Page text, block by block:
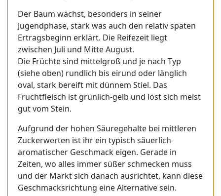
Der Baum wächst, besonders in seiner
Jugendphase, stark was auch den relativ späten
Ertragsbeginn erklärt. Die Reifezeit liegt
zwischen Juli und Mitte August.
Die Früchte sind mittelgroß und je nach Typ
(siehe oben) rundlich bis eirund oder länglich
oval, stark bereift mit dünnem Stiel. Das
Fruchtfleisch ist grünlich-gelb und löst sich meist
gut vom Stein.
Aufgrund der hohen Säuregehalte bei mittleren
Zuckerwerten ist ihr ein typisch säuerlich-
aromatischer Geschmack eigen. Gerade in
Zeiten, wo alles immer süßer schmecken muss
und der Markt sich danach ausrichtet, kann diese
Geschmacksrichtung eine Alternative sein.